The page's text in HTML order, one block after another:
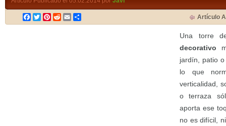
Facebook
TwitterPinterest
RedditEmail Artículo
Una torre
decorativo
jardín, patio
lo que
verticalidad,
o terraza
aporta ese
no es difícil,